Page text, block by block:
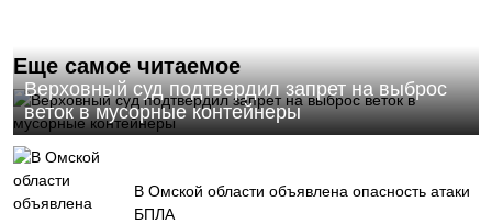
Еще самое читаемое
Верховный суд подтвердил запрет на выброс
веток в мусорные контейнеры
В Омской области объявлена опасность атаки
БПЛА